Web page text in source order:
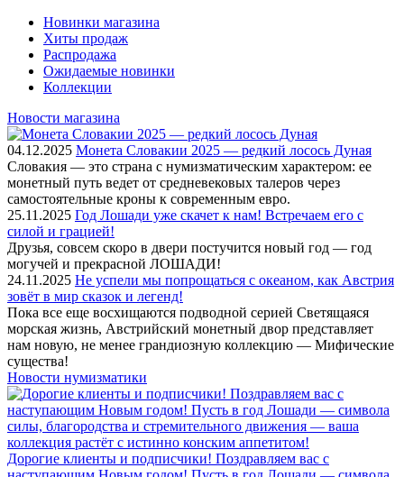
Новинки магазина
Хиты продаж
Распродажа
Ожидаемые новинки
Коллекции
Новости магазина
04.12.2025 Монета Словакии 2025 — редкий лосось Дуная
Словакия — это страна с нумизматическим характером: ее
монетный путь ведет от средневековых талеров через
самостоятельные кроны к современным евро.
25.11.2025 Год Лошади уже скачет к нам! Встречаем его с
силой и грацией!
Друзья, совсем скоро в двери постучится новый год — год
могучей и прекрасной ЛОШАДИ!
24.11.2025 Не успели мы попрощаться с океаном, как Австрия
зовёт в мир сказок и легенд!
Пока все еще восхищаются подводной серией Светящаяся
морская жизнь, Австрийский монетный двор представляет
нам новую, не менее грандиозную коллекцию — Мифические
существа!
Новости нумизматики
Дорогие клиенты и подписчики! Поздравляем вас с